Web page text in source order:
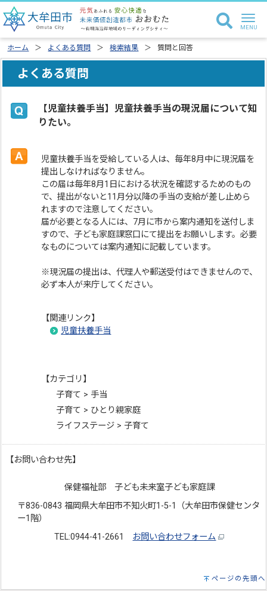
ホーム よくある質問 検索結果 質問と回答
よくある質問
【児童扶養手当】児童扶養手当の現況届について知
りたい。
児童扶養手当を受給している人は、毎年8月中に現況届を
提出しなければなりません。
この届は毎年8月1日における状況を確認するためのもの
で、提出がないと11月分以降の手当の支給が差し止めら
れますので注意してください。
届が必要となる人には、7月に市から案内通知を送付しま
すので、子ども家庭課窓口にて提出をお願いします。必要
なものについては案内通知に記載しています。
※現況届の提出は、代理人や郵送受付はできませんので、
必ず本人が来庁してください。
【関連リンク】
児童扶養手当
【カテゴリ】
子育て > 手当
子育て > ひとり親家庭
ライフステージ > 子育て
【お問い合わせ先】
保健福祉部 子ども未来室子ども家庭課
〒836-0843 福岡県大牟田市不知火町1-5-1（大牟田市保健センタ
ー1階）
TEL:0944-41-2661
お問い合わせフォーム
ページの先頭へ